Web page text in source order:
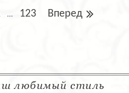
... 123 Вперед
любимый стиль